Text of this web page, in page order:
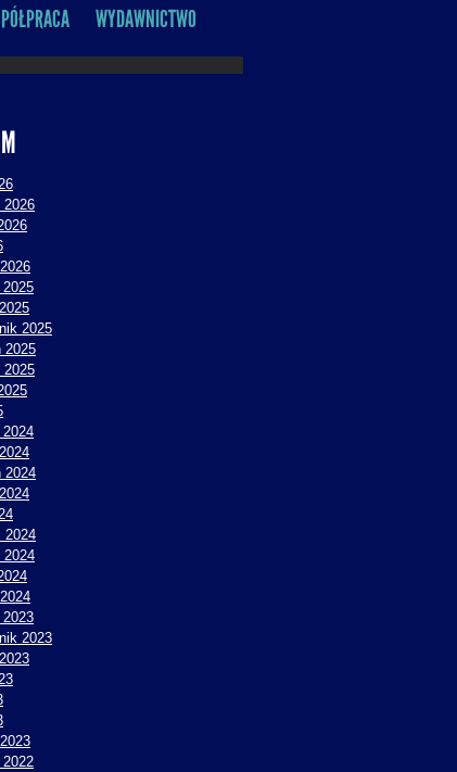
WYDAWNICTWO
2026
2025
2025
2025
2024
2024
2024
2023